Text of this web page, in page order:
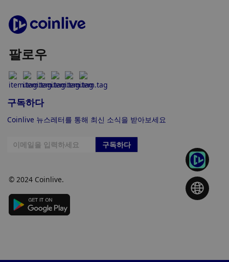
팔로우
구독하다
Coinlive 뉴스레터를 통해 최신 소식을 받아보세요
구독하다
© 2024 Coinlive.